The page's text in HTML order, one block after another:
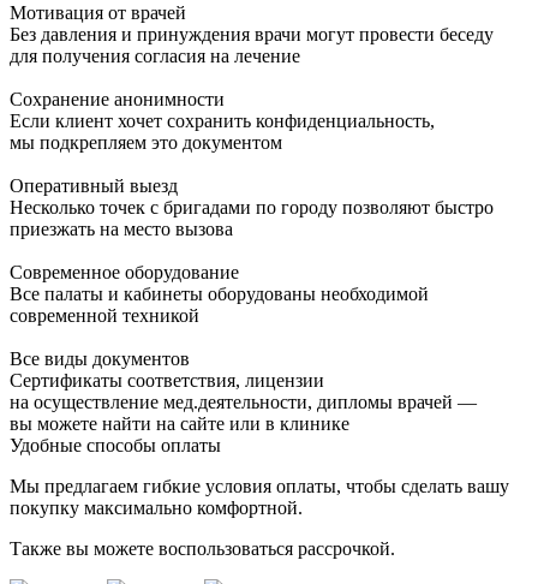
Мотивация от врачей
Без давления и принуждения врачи могут провести беседу
для получения согласия на лечение
Сохранение анонимности
Если клиент хочет сохранить конфиденциальность,
мы подкрепляем это документом
Оперативный выезд
Несколько точек с бригадами по городу позволяют быстро
приезжать на место вызова
Современное оборудование
Все палаты и кабинеты оборудованы необходимой
современной техникой
Все виды документов
Сертификаты соответствия, лицензии
на осуществление мед.деятельности, дипломы врачей —
вы можете найти на сайте или в клинике
Удобные способы оплаты
Мы предлагаем гибкие условия оплаты, чтобы сделать вашу
покупку максимально комфортной.
Также вы можете воспользоваться рассрочкой.